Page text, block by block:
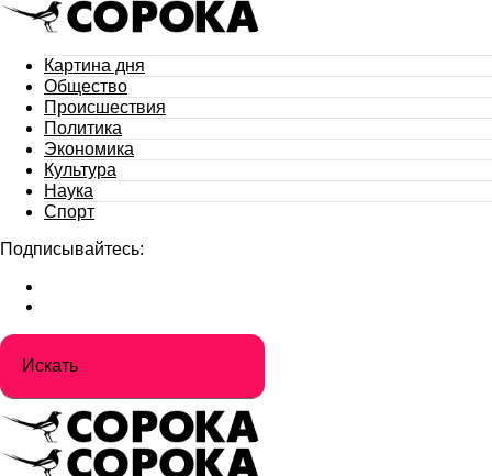
Картина дня
Общество
Происшествия
Политика
Экономика
Культура
Наука
Спорт
Подписывайтесь: